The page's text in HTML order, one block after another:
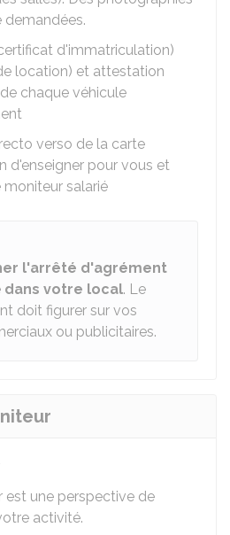
demandées.
d'immatriculation)
location) et attestation
chaque véhicule
verso de la carte
d'enseigner pour vous et
salarié
l'arrêté d'agrément
dans votre local. Le
doit figurer sur vos
ou publicitaires.
est une perspective de
activité.